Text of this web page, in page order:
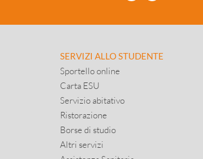
SERVIZI ALLO STUDENTE
Sportello online
Carta ESU
Servizio abitativo
Ristorazione
Borse di studio
Altri servizi